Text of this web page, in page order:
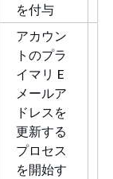
を付与
アカウン
トのプラ
イマリ E
メールア
ドレスを
更新する
プロセス
を開始す